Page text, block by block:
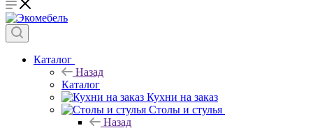
Каталог
Назад
Каталог
Кухни на заказ
Столы и стулья
Назад